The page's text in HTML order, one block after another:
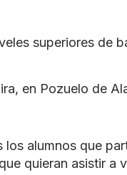
superiores de
en Pozuelo de
alumnos que
que quieran asistir a